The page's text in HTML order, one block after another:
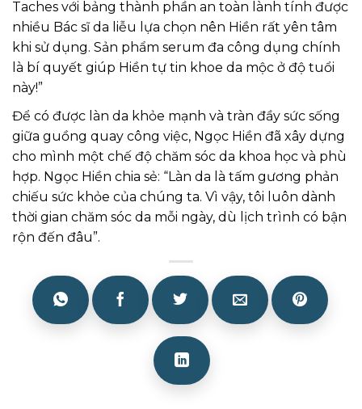
Taches với bảng thành phần an toàn lành tính được
nhiều Bác sĩ da liễu lựa chọn nên Hiền rất yên tâm
khi sử dụng. Sản phẩm serum đa công dụng chính
là bí quyết giúp Hiền tự tin khoe da mộc ở độ tuổi
này!”
Để có được làn da khỏe mạnh và tràn đầy sức sống
giữa guồng quay công việc, Ngọc Hiền đã xây dựng
cho mình một chế độ chăm sóc da khoa học và phù
hợp. Ngọc Hiền chia sẻ: “Làn da là tấm gương phản
chiếu sức khỏe của chúng ta. Vì vậy, tôi luôn dành
thời gian chăm sóc da mỗi ngày, dù lịch trình có bận
rộn đến đâu”.